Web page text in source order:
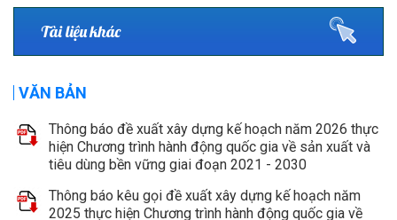
Tài liệu khác
VĂN BẢN
Thông báo đề xuất xây dựng kế hoạch năm 2026 thực
hiện Chương trình hành động quốc gia về sản xuất và
tiêu dùng bền vững giai đoạn 2021 - 2030
Thông báo kêu gọi đề xuất xây dựng kế hoạch năm
2025 thực hiện Chương trình hành động quốc gia về